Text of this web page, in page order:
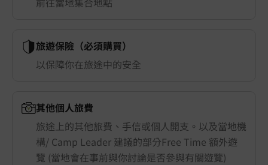
旅遊保險（必須購買）
以保障你在旅途中的安全
其他個人旅費
旅途上的其他旅費、手信或個人開支。以及當地機
構/ Camp Leader 建議的部分Free Time 額外遊
覽 (當地會在事前與你討論是否參與有關遊覽)